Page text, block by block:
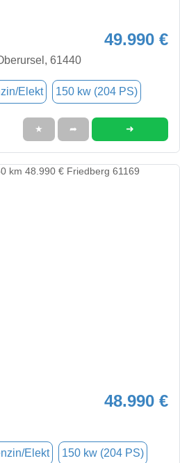
49.990 €
61440
Elekt 150 kw (204 PS)
★ ➦ ➜
48.990 €
Elekt 150 kw (204 PS)